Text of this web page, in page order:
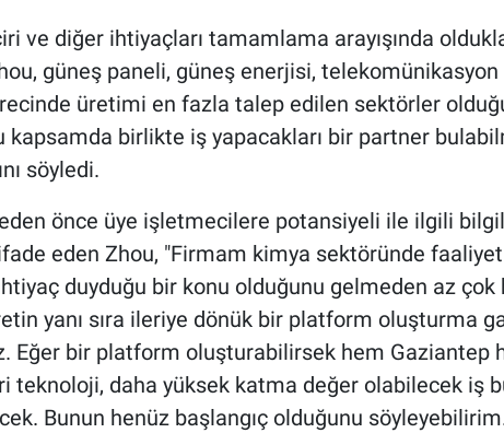
ve diğer ihtiyaçları tamamlama arayışında
güneş paneli, güneş enerjisi,
üretimi en fazla talep edilen sektörler
kapsamda birlikte iş yapacakları bir partner
söyledi.
önce üye işletmecilere potansiyeli ile ilgili
ifade eden Zhou, "Firmam kimya sektöründe
duyduğu bir konu olduğunu gelmeden az çok
yanı sıra ileriye dönük bir platform oluşturma
Eğer bir platform oluşturabilirsek hem Gaziantep
teknoloji, daha yüksek katma değer olabilecek iş
Bunun henüz başlangıç olduğunu